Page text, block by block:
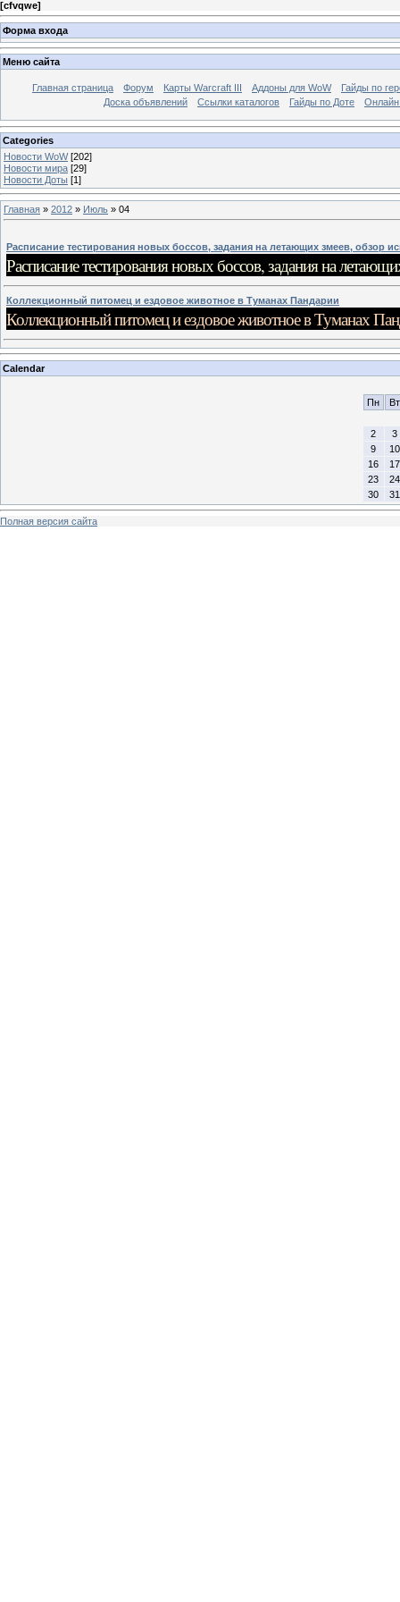
[cfvqwe]
Форма входа
Меню сайта
Главная страница Форум Карты Warcraft III Аддоны для WoW
Гайды по
Доска объявлений
Ссылки каталогов Гайды по Доте Онлайн
Categories
Новости WoW [202]
Новости мира [29]
Новости Доты [1]
Главная » 2012 » Июль » 04
Расписание тестирования новых боссов, задания на летающих змеев, обзор
Расписание тестирования новых боссов, задания на
Коллекционный питомец и ездовое животное в Туманах Пандарии
Коллекционный питомец и ездовое животное в Туманах
Calendar
Пн Вт
2
3
9
10
16
17
23
24
30
31
Полная версия сайта